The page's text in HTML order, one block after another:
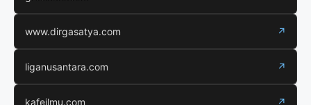
www.dirgasatya.com ↗
liganusantara.com ↗
kafeilmu.com ↗